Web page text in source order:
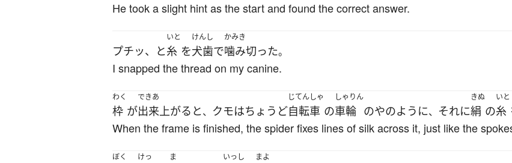
He took a slight hint as the start and found the correct answer.
プチッ、と
いと
糸 を
けんし
犬歯で
かみき
噛み切った。
I snapped the thread on my canine.
わく
枠 が
できあ
出来上がる と、 クモはちょうど
じてんしゃ
自転車 の
しゃりん
車輪 のやのように、 それに
きぬ
絹 の
いと
糸
When the frame is finished, the spider fixes lines of silk across it, just like the
ぼく
けっ ま いっし まよ